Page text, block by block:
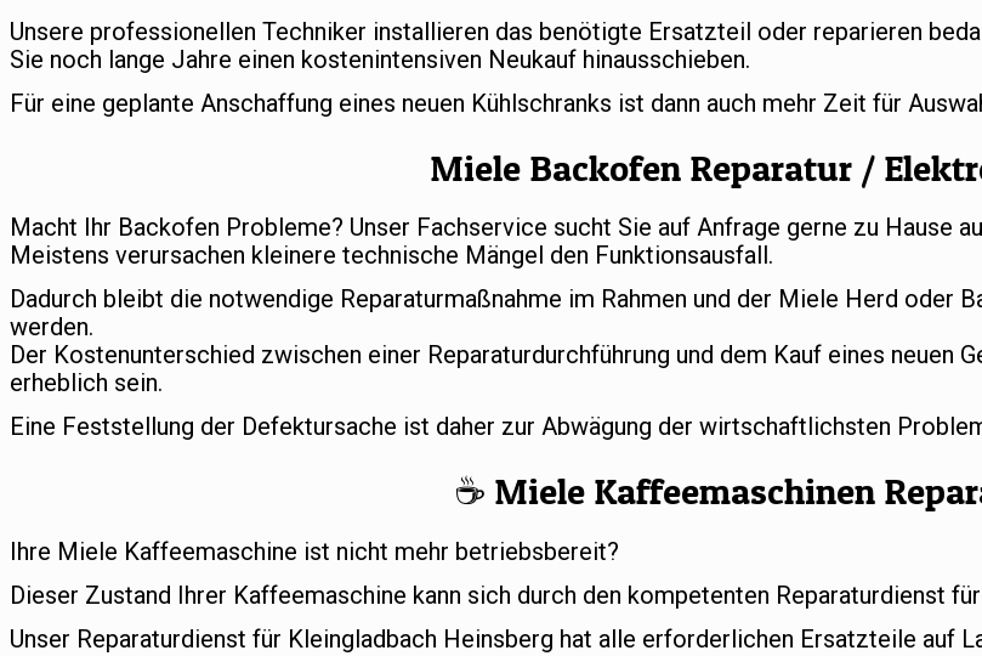
Unsere professionellen Techniker installieren das benötigte Ersatzteil oder reparieren
Sie noch lange Jahre einen kostenintensiven Neukauf hinausschieben.
Für eine geplante Anschaffung eines neuen Kühlschranks ist dann auch mehr Zeit für
Miele Backofen Reparatur /
Macht Ihr Backofen Probleme? Unser Fachservice sucht Sie auf Anfrage gerne zu Hause
Meistens verursachen kleinere technische Mängel den Funktionsausfall.
Dadurch bleibt die notwendige Reparaturmaßnahme im Rahmen und der Miele Herd oder
werden.
Der Kostenunterschied zwischen einer Reparaturdurchführung und dem Kauf eines neuen
erheblich sein.
Eine Feststellung der Defektursache ist daher zur Abwägung der wirtschaftlichsten
☕️ Miele Kaffeemaschinen
Ihre Miele Kaffeemaschine ist nicht mehr betriebsbereit?
Dieser Zustand Ihrer Kaffeemaschine kann sich durch den kompetenten Reparaturdienst
Unser Reparaturdienst für Kleingladbach Heinsberg hat alle erforderlichen Ersatzteile auf